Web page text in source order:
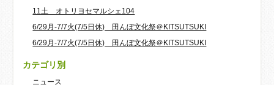
11土 オトリヨセマルシェ104
6/29月-7/7火(7/5日休) 田んぼ文化祭＠KITSUTSUKI
6/29月-7/7火(7/5日休) 田んぼ文化祭＠KITSUTSUKI
カテゴリ別
ニュース